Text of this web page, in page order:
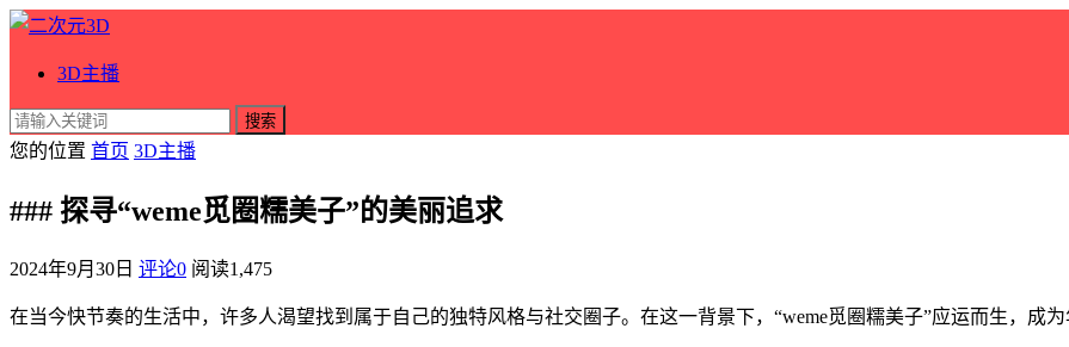
3D主播
搜索
您的位置 首页 3D主播
### 探寻“weme觅圈糯美子”的美丽追求
2024年9月30日 评论0 阅读1,475
在当今快节奏的生活中，许多人渴望找到属于自己的独特风格与社交圈子。在这一背景下，“weme觅圈糯美子”应运而生，成